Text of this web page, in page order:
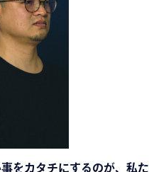
をカタチにするのが、私た